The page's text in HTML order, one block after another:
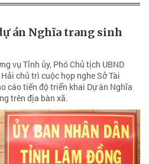
án Nghĩa trang sinh
vụ Tỉnh ủy, Phó Chủ tịch UBND
chủ trì cuộc họp nghe Sở Tài
cáo tiến độ triển khai Dự án Nghĩa
trên địa bàn xã.